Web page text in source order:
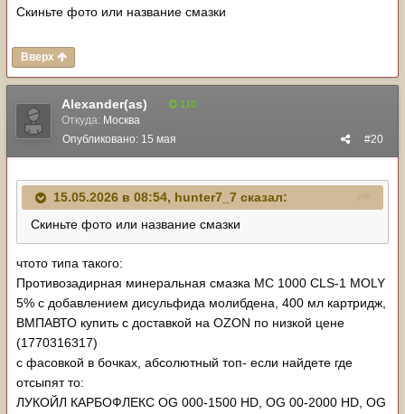
Скиньте фото или название смазки
Вверх
Alexander(as) 110
Откуда: Москва
#20
Опубликовано: 15 мая
15.05.2026 в 08:54, hunter7_7 сказал:
Скиньте фото или название смазки
чтото типа такого:
Противозадирная минеральная смазка МС 1000 CLS-1 MOLY
5% с добавлением дисульфида молибдена, 400 мл картридж,
ВМПАВТО купить c доставкой на OZON по низкой цене
(1770316317)
с фасовкой в бочках, абсолютный топ- если найдете где
отсыпят то:
ЛУКОЙЛ КАРБОФЛЕКС OG 000-1500 HD, OG 00-2000 HD, OG